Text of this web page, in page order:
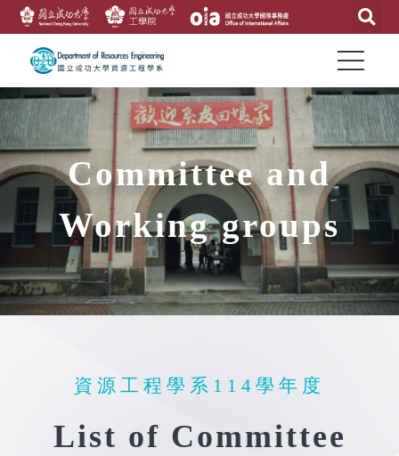
Committee and
Working groups
資源工程學系114學年度
List of Committee